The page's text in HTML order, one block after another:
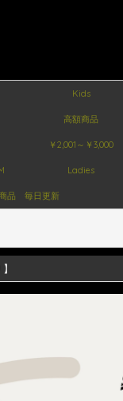
Kids
高額商品
￥2,001～￥3,000
Ladies
品 毎日更新